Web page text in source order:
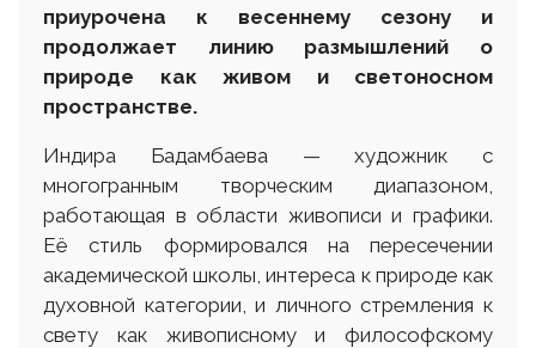
приурочена к весеннему сезону и
продолжает линию размышлений о
природе как живом и светоносном
пространстве.
Индира Бадамбаева — художник с
многогранным творческим диапазоном,
работающая в области живописи и графики.
Её стиль формировался на пересечении
академической школы, интереса к природе как
духовной категории, и личного стремления к
свету как живописному и философскому